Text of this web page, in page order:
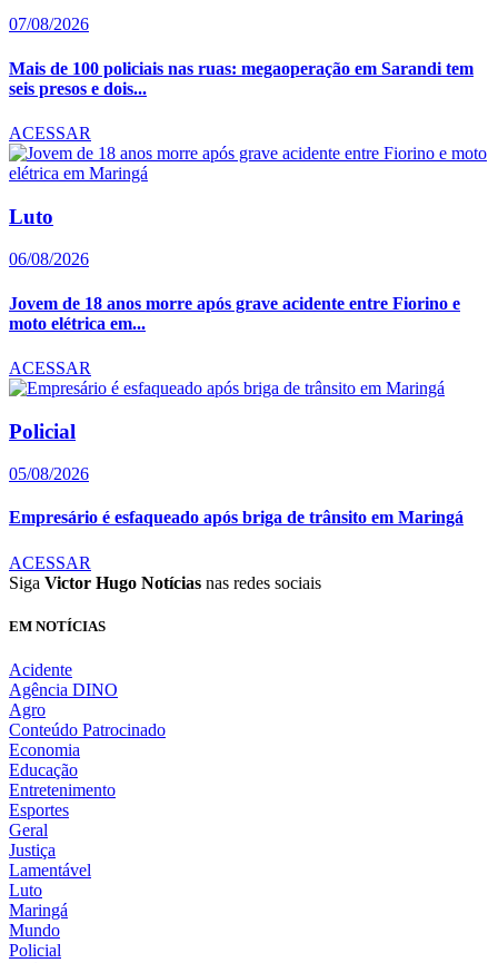
07/08/2026
Mais de 100 policiais nas ruas: megaoperação em Sarandi tem
seis presos e dois...
ACESSAR
Luto
06/08/2026
Jovem de 18 anos morre após grave acidente entre Fiorino e
moto elétrica em...
ACESSAR
Policial
05/08/2026
Empresário é esfaqueado após briga de trânsito em Maringá
ACESSAR
Siga Victor Hugo Notícias nas redes sociais
EM NOTÍCIAS
Acidente
Agência DINO
Agro
Conteúdo Patrocinado
Economia
Educação
Entretenimento
Esportes
Geral
Justiça
Lamentável
Luto
Maringá
Mundo
Policial